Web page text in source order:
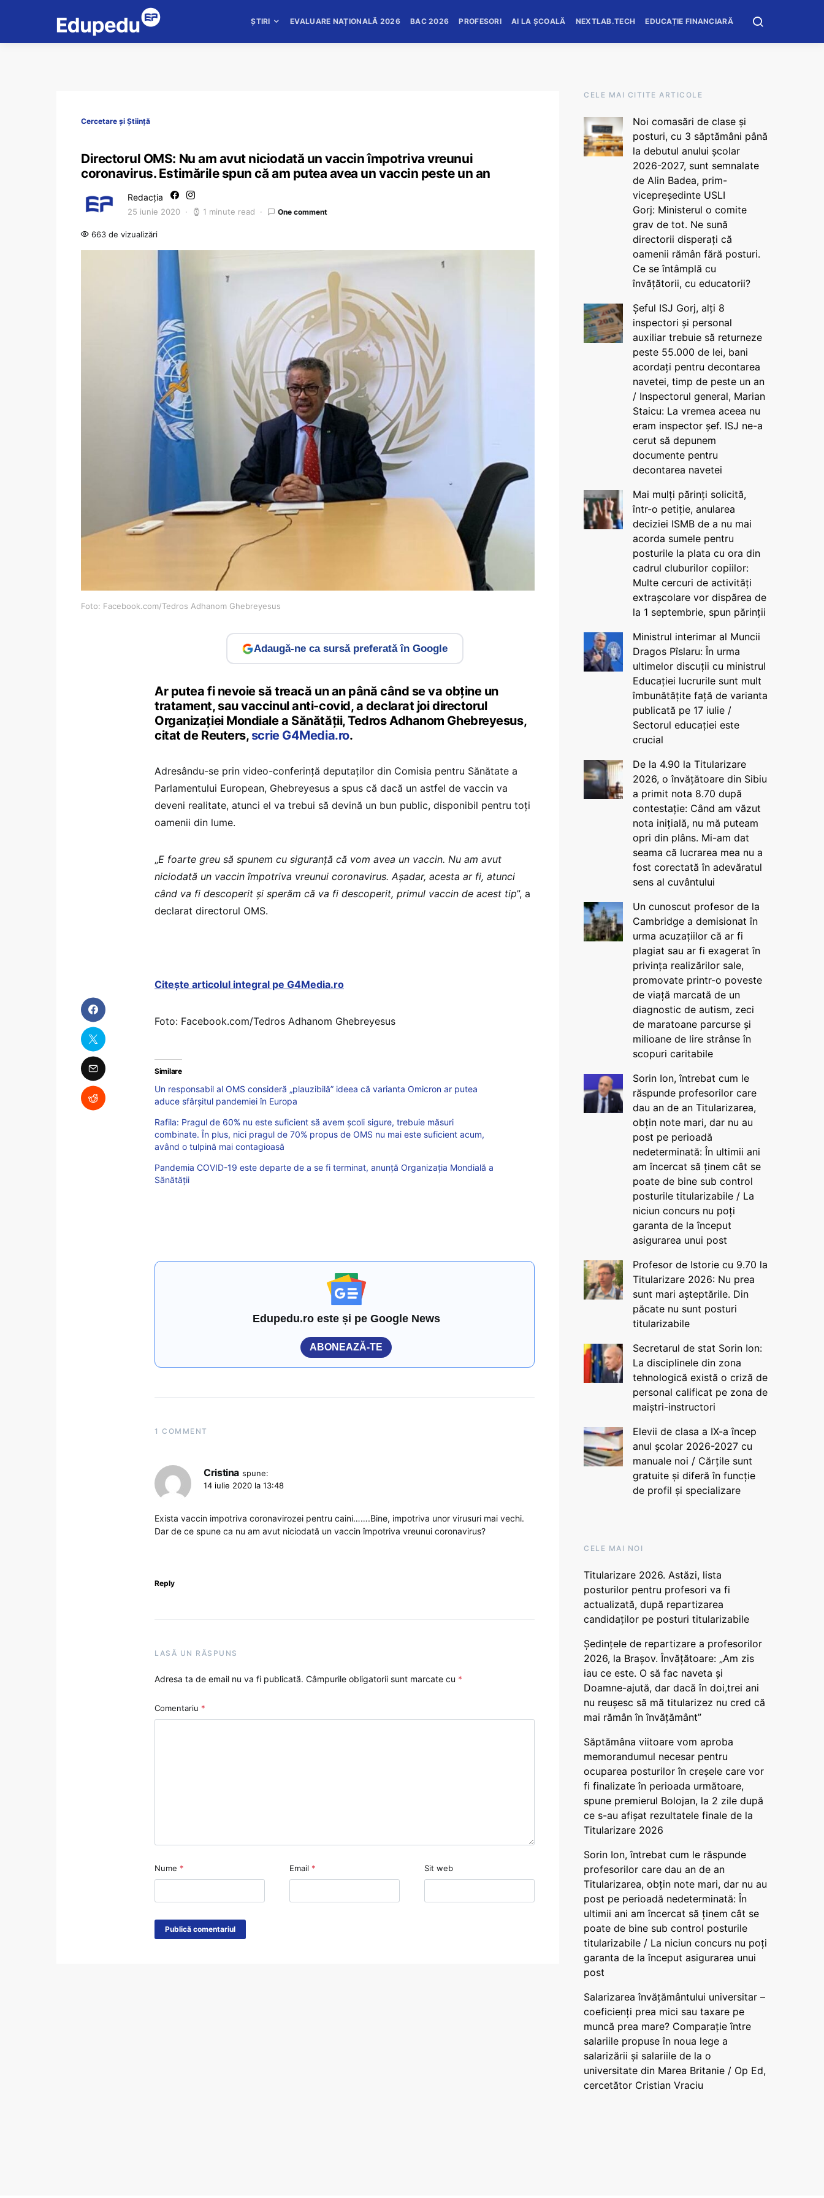
ȘTIRI EVALUARE NAȚIONALĂ 2026 BAC 2026 PROFESORI AI LA ȘCOALĂ NEXTLAB.TECH EDUCAȚIE FINANCIARĂ
Cercetare și Știință
Directorul OMS: Nu am avut niciodată un vaccin împotriva vreunui
coronavirus. Estimările spun că am putea avea un vaccin peste un an
Redacția
25 iunie 2020 1 minute read One comment
663 de vizualizări
Foto: Facebook.com/Tedros Adhanom Ghebreyesus
Adaugă-ne ca sursă preferată în Google
Ar putea fi nevoie să treacă un an până când se va obţine un
tratament, sau vaccinul anti-covid, a declarat joi directorul
Organizaţiei Mondiale a Sănătăţii, Tedros Adhanom Ghebreyesus,
citat de Reuters, scrie G4Media.ro.
Adresându-se prin video-conferinţă deputaţilor din Comisia pentru Sănătate a
Parlamentului European, Ghebreyesus a spus că dacă un astfel de vaccin va
deveni realitate, atunci el va trebui să devină un bun public, disponibil pentru toţi
oamenii din lume.
„E foarte greu să spunem cu siguranţă că vom avea un vaccin. Nu am avut
niciodată un vaccin împotriva vreunui coronavirus. Aşadar, acesta ar fi, atunci
când va fi descoperit şi sperăm că va fi descoperit, primul vaccin de acest tip”, a
declarat directorul OMS.
Citește articolul integral pe G4Media.ro
Foto: Facebook.com/Tedros Adhanom Ghebreyesus
Similare
Un responsabil al OMS consideră „plauzibilă” ideea că varianta Omicron ar putea
aduce sfârșitul pandemiei în Europa
Rafila: Pragul de 60% nu este suficient să avem școli sigure, trebuie măsuri
combinate. În plus, nici pragul de 70% propus de OMS nu mai este suficient acum,
având o tulpină mai contagioasă
Pandemia COVID-19 este departe de a se fi terminat, anunță Organizația Mondială a
Sănătății
Edupedu.ro este și pe Google News
ABONEAZĂ-TE
1 COMMENT
Cristina spune:
14 iulie 2020 la 13:48
Exista vaccin impotriva coronavirozei pentru caini…….Bine, impotriva unor virusuri mai vechi.
Dar de ce spune ca nu am avut niciodată un vaccin împotriva vreunui coronavirus?
Reply
LASĂ UN RĂSPUNS
Adresa ta de email nu va fi publicată. Câmpurile obligatorii sunt marcate cu *
Comentariu *
Nume * Email * Sit web
CELE MAI CITITE ARTICOLE
Noi comasări de clase și
posturi, cu 3 săptămâni până
la debutul anului școlar
2026-2027, sunt semnalate
de Alin Badea, prim-
vicepreședinte USLI
Gorj: Ministerul o comite
grav de tot. Ne sună
directorii disperați că
oamenii rămân fără posturi.
Ce se întâmplă cu
învățătorii, cu educatorii?
Șeful ISJ Gorj, alți 8
inspectori și personal
auxiliar trebuie să returneze
peste 55.000 de lei, bani
acordați pentru decontarea
navetei, timp de peste un an
/ Inspectorul general, Marian
Staicu: La vremea aceea nu
eram inspector șef. ISJ ne-a
cerut să depunem
documente pentru
decontarea navetei
Mai mulți părinți solicită,
într-o petiție, anularea
deciziei ISMB de a nu mai
acorda sumele pentru
posturile la plata cu ora din
cadrul cluburilor copiilor:
Multe cercuri de activități
extrașcolare vor dispărea de
la 1 septembrie, spun părinții
Ministrul interimar al Muncii
Dragos Pîslaru: În urma
ultimelor discuții cu ministrul
Educației lucrurile sunt mult
îmbunătățite față de varianta
publicată pe 17 iulie /
Sectorul educației este
crucial
De la 4.90 la Titularizare
2026, o învățătoare din Sibiu
a primit nota 8.70 după
contestație: Când am văzut
nota inițială, nu mă puteam
opri din plâns. Mi-am dat
seama că lucrarea mea nu a
fost corectată în adevăratul
sens al cuvântului
Un cunoscut profesor de la
Cambridge a demisionat în
urma acuzațiilor că ar fi
plagiat sau ar fi exagerat în
privința realizărilor sale,
promovate printr-o poveste
de viață marcată de un
diagnostic de autism, zeci
de maratoane parcurse și
milioane de lire strânse în
scopuri caritabile
Sorin Ion, întrebat cum le
răspunde profesorilor care
dau an de an Titularizarea,
obțin note mari, dar nu au
post pe perioadă
nedeterminată: În ultimii ani
am încercat să ținem cât se
poate de bine sub control
posturile titularizabile / La
niciun concurs nu poți
garanta de la început
asigurarea unui post
Profesor de Istorie cu 9.70 la
Titularizare 2026: Nu prea
sunt mari așteptările. Din
păcate nu sunt posturi
titularizabile
Secretarul de stat Sorin Ion:
La disciplinele din zona
tehnologică există o criză de
personal calificat pe zona de
maiștri-instructori
Elevii de clasa a IX-a încep
anul școlar 2026-2027 cu
manuale noi / Cărțile sunt
gratuite și diferă în funcție
de profil și specializare
CELE MAI NOI
Titularizare 2026. Astăzi, lista
posturilor pentru profesori va fi
actualizată, după repartizarea
candidaților pe posturi titularizabile
Ședințele de repartizare a profesorilor
2026, la Brașov. Învățătoare: „Am zis
iau ce este. O să fac naveta și
Doamne-ajută, dar dacă în doi,trei ani
nu reușesc să mă titularizez nu cred că
mai rămân în învățământ”
Săptămâna viitoare vom aproba
memorandumul necesar pentru
ocuparea posturilor în creșele care vor
fi finalizate în perioada următoare,
spune premierul Bolojan, la 2 zile după
ce s-au afișat rezultatele finale de la
Titularizare 2026
Sorin Ion, întrebat cum le răspunde
profesorilor care dau an de an
Titularizarea, obțin note mari, dar nu au
post pe perioadă nedeterminată: În
ultimii ani am încercat să ținem cât se
poate de bine sub control posturile
titularizabile / La niciun concurs nu poți
garanta de la început asigurarea unui
post
Salarizarea învățământului universitar –
coeficienți prea mici sau taxare pe
muncă prea mare? Comparație între
salariile propuse în noua lege a
salarizării și salariile de la o
universitate din Marea Britanie / Op Ed,
cercetător Cristian Vraciu